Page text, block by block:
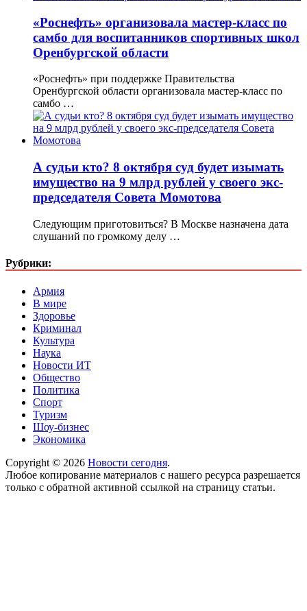
«Роснефть» организовала мастер-класс по
самбо для воспитанников спортивных школ
Оренбургской области
«Роснефть» при поддержке Правительства
Оренбургской области организовала мастер-класс по
самбо …
А судьи кто? 8 октября суд будет изымать
имущество на 9 млрд рублей у своего экс-
председателя Совета Момотова
Следующим приготовиться? В Москве назначена дата
слушаний по громкому делу …
Рубрики:
Армия
В мире
Здоровье
Криминал
Культура
Наука
Новости ИТ
Общество
Политика
Спорт
Туризм
Шоу-бизнес
Экономика
Copyright © 2026 Новости сегодня.
Любое копирование материалов с нашего ресурса разрешается
только с обратной активной ссылкой на страницу статьи.